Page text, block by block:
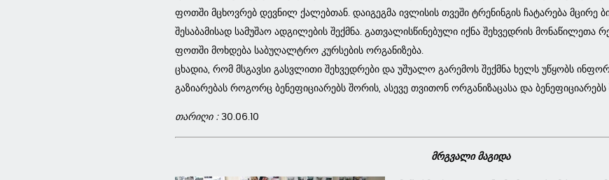
ფოთში მცხოვრებ დევნილ ქალებთან. დაიგეგმა ივლისის თვეში ტრენინგის ჩატარება მცირე
შესაბამისად სამუშაო ადგილების შექმნა. გათვალისწინებული იქნა შეხვედრის მონაწილეთა
ფოთში მოხდება საბუღალტრო კურსების ორგანიზება.
ცხადია, რომ მსგავსი გასვლითი შეხვედრები და უშუალო გარემოს შექმნა ხელს უწყობს
გაზიარებას როგორც ბენეფიციარებს შორის, ასევე თვითონ ორგანიზაცასა და
თარიღი :30.06.10
მრგვალი მაგიდა